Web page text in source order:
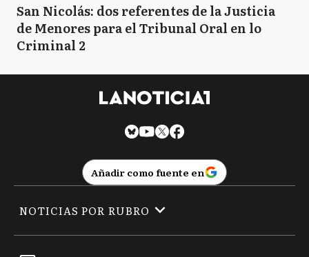
San Nicolás: dos referentes de la Justicia
de Menores para el Tribunal Oral en lo
Criminal 2
Añadir como fuente en
NOTICIAS POR RUBRO